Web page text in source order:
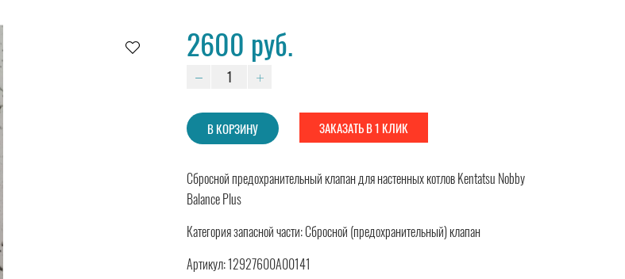
2600 руб.
В КОРЗИНУ ЗАКАЗАТЬ В 1 КЛИК
Сбросной предохранительный клапан для настенных котлов Kentatsu Nobby
Balance Plus
Категория запасной части: Сбросной (предохранительный) клапан
Артикул: 12927600A00141